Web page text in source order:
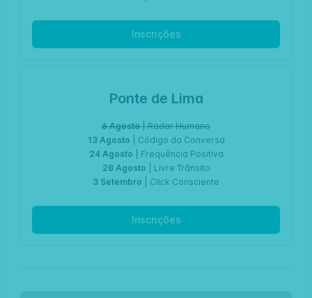
Inscrições
Ponte de Lima
6 Agosto| Radar Humano
13 Agosto | Código da Conversa
24 Agosto | Frequência Positiva
28 Agosto | Livre Trânsito
3 Setembro
Click Consciente
Inscrições